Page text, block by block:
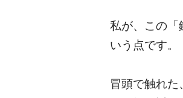
私が、この「
いう点です。
冒頭で触れ